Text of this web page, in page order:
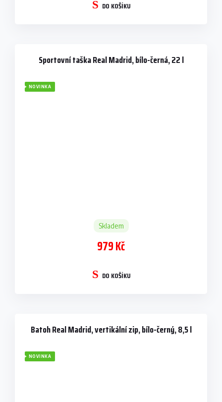
DO KOŠÍKU
Sportovní taška Real Madrid, bílo-černá, 22 l
NOVINKA
Skladem
979 Kč
DO KOŠÍKU
Batoh Real Madrid, vertikální zip, bílo-černý, 8,5 l
NOVINKA